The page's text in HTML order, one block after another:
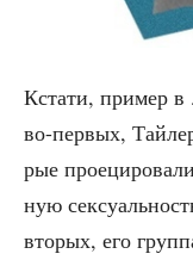
Кста­ти, при­мер в
во-пер­вых,
рые
ную
вто­рых, его